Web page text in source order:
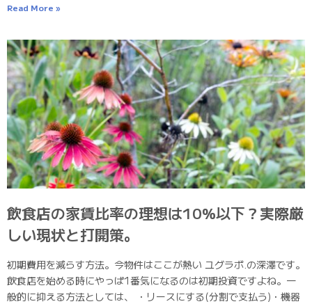
Read More »
飲食店の家賃比率の理想は10%以下？実際厳
しい現状と打開策。
初期費用を減らす方法。今物件はここが熱い ユグラボ.の深澤です。
飲食店を始める時にやっぱ1番気になるのは初期投資ですよね。一
般的に抑える方法としては、 ・リースにする(分割で支払う)・機器